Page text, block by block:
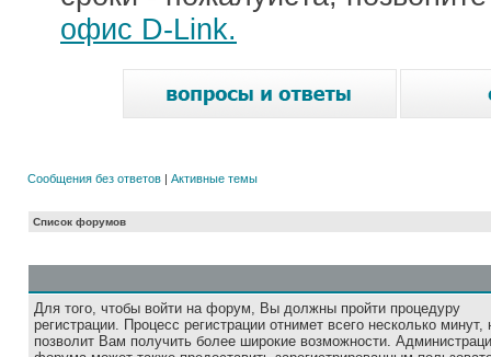
офис D-Link.
Сообщения без ответов | Активные темы
Список форумов
Для того, чтобы войти на форум, Вы должны пройти процедуру
регистрации. Процесс регистрации отнимет всего несколько минут,
позволит Вам получить более широкие возможности.